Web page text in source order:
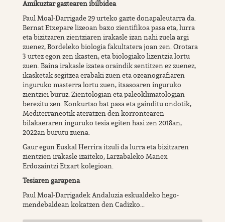
Amikuztar gaztearen ibilbidea
Paul Moal-Darrigade 29 urteko gazte donapaleutarra da.
Bernat Etxepare lizeoan baxo zientifikoa pasa eta, lurra
eta bizitzaren zientziaren irakasle izan nahi zuela argi
zuenez, Bordeleko biologia fakultatera joan zen. Orotara
3 urtez egon zen ikasten, eta biologiako lizentzia lortu
zuen. Baina irakasle izatea oraindik sentitzen ez zuenez,
ikasketak segitzea erabaki zuen eta ozeanografiaren
inguruko masterra lortu zuen, itsasoaren inguruko
zientziei buruz. Zientologian eta paleoklimatologian
berezitu zen. Konkurtso bat pasa eta gainditu ondotik,
Mediterraneotik ateratzen den korrontearen
bilakaeraren inguruko tesia egiten hasi zen 2018an,
2022an burutu zuena.
Gaur egun Euskal Herrira itzuli da lurra eta bizitzaren
zientzien irakasle izaiteko, Larzabaleko Manex
Erdozaintzi Etxart kolegioan.
Tesiaren garapena
Paul Moal-Darrigadek Andaluzia eskualdeko hego-
mendebaldean kokatzen den Cadizko...